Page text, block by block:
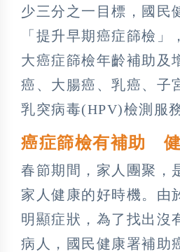
少三分之一目標，國民
「提升早期癌症篩檢
大癌症篩檢年齡補助及
癌、大腸癌、乳癌、子
乳突病毒(HPV)檢測服務
癌症篩檢有補助
春節期間，家人團聚，
家人健康的好時機。由
明顯症狀，為了找出沒
病人，國民健康署補助